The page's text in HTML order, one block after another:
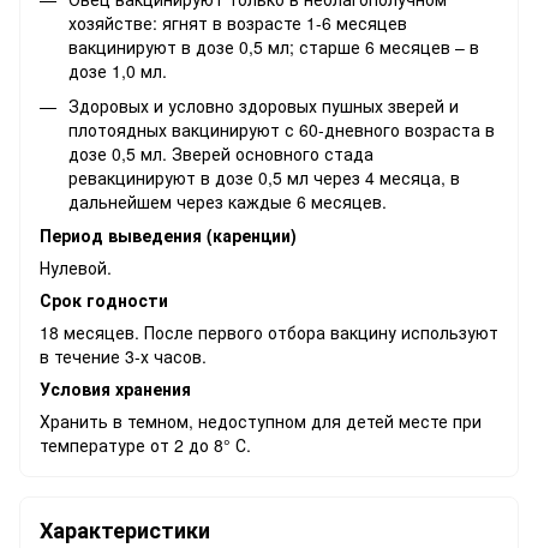
хозяйстве: ягнят в возрасте 1-6 месяцев
вакцинируют в дозе 0,5 мл; старше 6 месяцев – в
дозе 1,0 мл.
Здоровых и условно здоровых пушных зверей и
плотоядных вакцинируют с 60-дневного возраста в
дозе 0,5 мл. Зверей основного стада
ревакцинируют в дозе 0,5 мл через 4 месяца, в
дальнейшем через каждые 6 месяцев.
Период выведения (каренции)
Нулевой.
Срок годности
18 месяцев. После первого отбора вакцину используют
в течение 3-х часов.
Условия хранения
Хранить в темном, недоступном для детей месте при
температуре от 2 до 8° С.
Характеристики